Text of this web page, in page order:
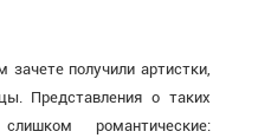
получили артистки,
Представления о таких
романтические: